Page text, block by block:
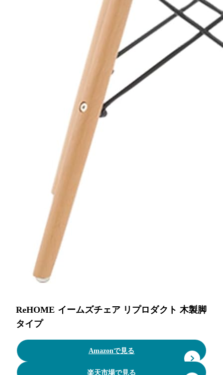
ReHOME イームズチェア リプロダクト 木製脚
タイプ
Amazonで見る
楽天市場で見る